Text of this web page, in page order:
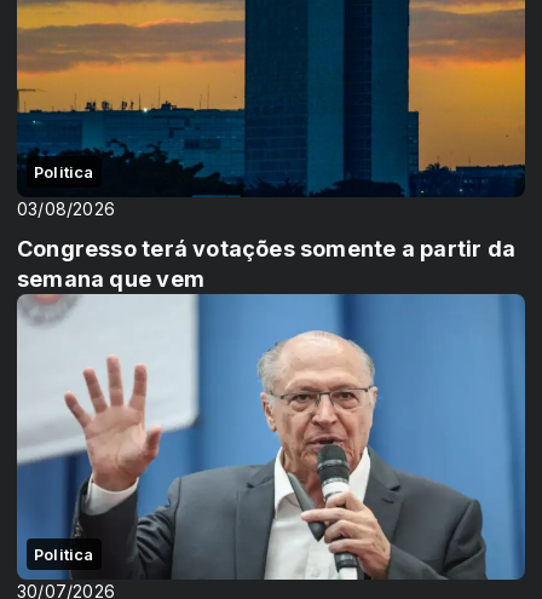
Politica
03/08/2026
Congresso terá votações somente a partir da
semana que vem
Politica
30/07/2026